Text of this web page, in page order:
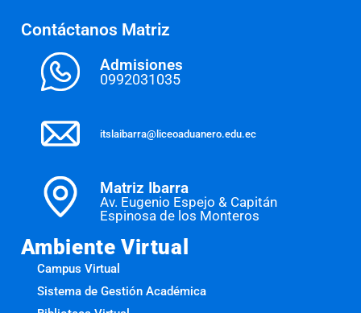
Contáctanos Matriz
Admisiones
0992031035
itslaibarra@liceoaduanero.edu.ec
Matriz Ibarra
Av. Eugenio Espejo & Capitán
Espinosa de los Monteros
Ambiente Virtual
Campus Virtual
Sistema de Gestión Académica